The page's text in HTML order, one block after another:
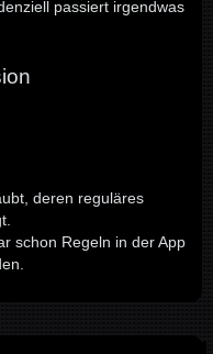
passiert irgendwas
deren reguläres
schon Regeln in der App